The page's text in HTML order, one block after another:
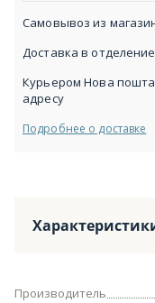
Самовывоз из
Доставка в
Курьером Нова
адресу
Подробнее о доставке
Производитель